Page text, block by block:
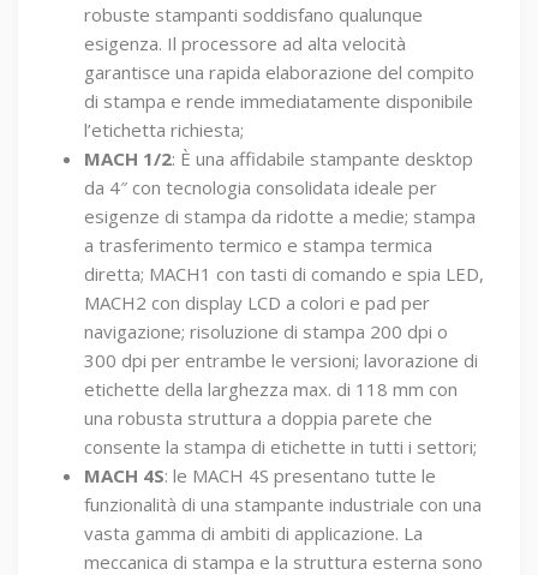
robuste stampanti soddisfano qualunque
esigenza. Il processore ad alta velocità
garantisce una rapida elaborazione del compito
di stampa e rende immediatamente disponibile
l’etichetta richiesta;
MACH 1/2: È una affidabile stampante desktop
da 4″ con tecnologia consolidata ideale per
esigenze di stampa da ridotte a medie; stampa
a trasferimento termico e stampa termica
diretta; MACH1 con tasti di comando e spia LED,
MACH2 con display LCD a colori e pad per
navigazione; risoluzione di stampa 200 dpi o
300 dpi per entrambe le versioni; lavorazione di
etichette della larghezza max. di 118 mm con
una robusta struttura a doppia parete che
consente la stampa di etichette in tutti i settori;
MACH 4S: le MACH 4S presentano tutte le
funzionalità di una stampante industriale con una
vasta gamma di ambiti di applicazione. La
meccanica di stampa e la struttura esterna sono